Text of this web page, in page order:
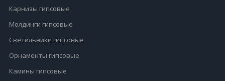
Карнизы гипсовые
Молдинги гипсовые
Светильники гипсовые
Орнаменты гипсовые
Камины гипсовые